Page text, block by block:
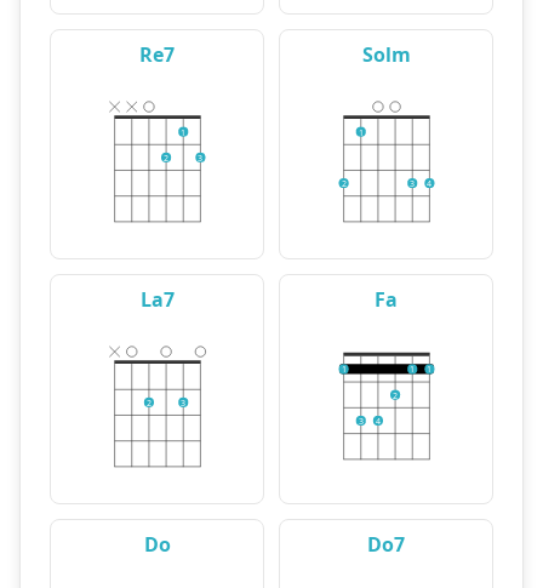
Re7
2
1
3
Solm
2
1
3 4
La7
2 3
Fa
1
3 4
2
1 1
Do Do7